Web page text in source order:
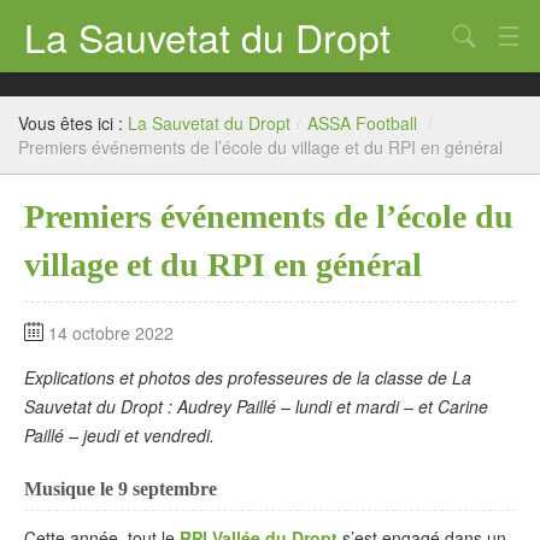
La Sauvetat du Dropt
Accueil
Mairie
Archives
Agenda 2026
Contact
Chercher
Vous êtes ici : La Sauvetat du Dropt / ASSA Football /
Premiers événements de l’école du village et du RPI en général
Premiers événements de l’école du
village et du RPI en général
14 octobre 2022
Explications et photos des professeures de la classe de La
Sauvetat du Dropt : Audrey Paillé – lundi et mardi – et Carine
Paillé – jeudi et vendredi.
Musique le 9 septembre